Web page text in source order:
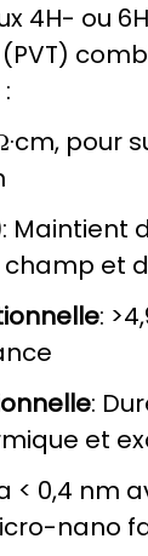
4H- ou
Ω·cm,
: Maintient
et
:
:
et
< 0,4 nm
nano